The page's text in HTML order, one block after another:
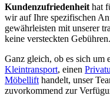
Kundenzufriedenheit hat
wir auf Ihre spezifischen
gewährleisten mit unserer
keine versteckten Gebühren.
Ganz gleich, ob es sich um
Kleintransport, einen
Möbellift handelt, unser
zuvorkommend zur